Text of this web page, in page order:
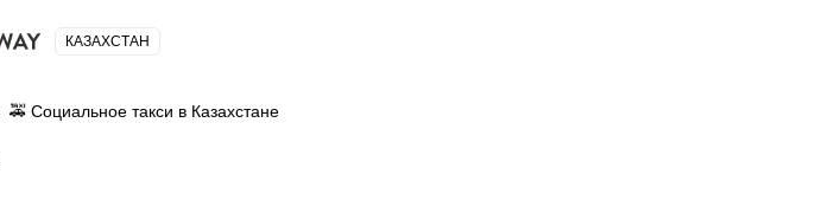
КАЗАХСТАН
🚕 Социальное такси в Казахстане